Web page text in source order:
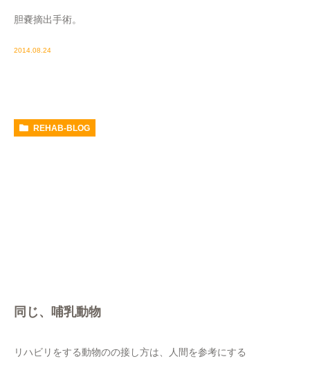
胆嚢摘出手術。
2014.08.24
REHAB-BLOG
同じ、哺乳動物
リハビリをする動物のの接し方は、人間を参考にする